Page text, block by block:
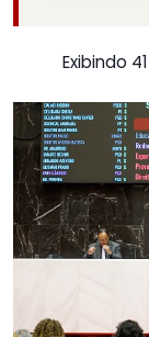
Exibindo